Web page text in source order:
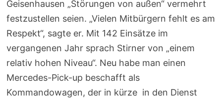
Geisenhausen „Störungen von außen“ vermehrt
festzustellen seien. „Vielen Mitbürgern fehlt es am
Respekt“, sagte er. Mit 142 Einsätze im
vergangenen Jahr sprach Stirner von „einem
relativ hohen Niveau“. Neu habe man einen
Mercedes-Pick-up beschafft als
Kommandowagen, der in kürze in den Dienst